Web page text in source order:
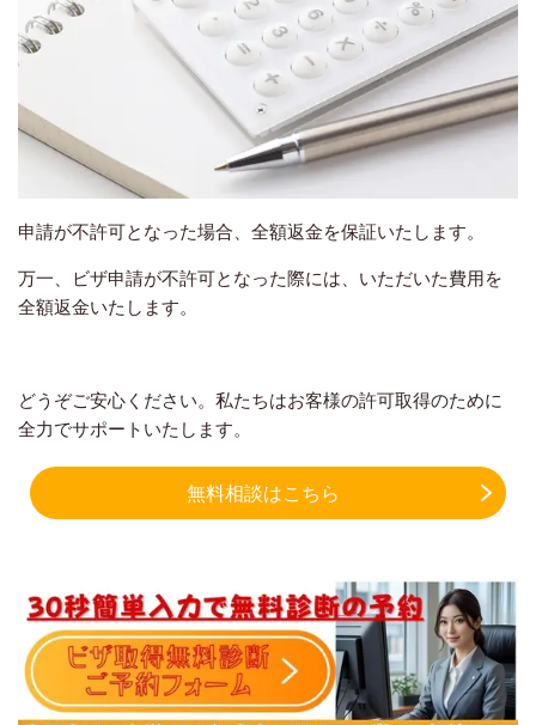
申請が不許可となった場合、全額返金を保証いたします。
万一、ビザ申請が不許可となった際には、いただいた費用を
全額返金いたします。
どうぞご安心ください。私たちはお客様の許可取得のために
全力でサポートいたします。
無料相談はこちら